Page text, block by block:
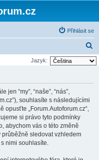
Přihlásit se
l
Jazyk:
jen “my”, “naše”, “nás”,
souhlasíte s následujícími
opusťte „Forum.Autoforum.cz“,
si právo tyto podmínky
abychom vás o této změně
sledovat vzhledem
s nimi souhlasíte.